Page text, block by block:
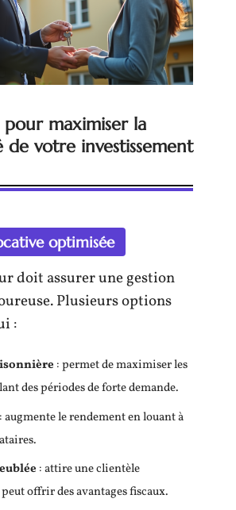
pour maximiser la
de votre investissement
optimisée
doit assurer une gestion
Plusieurs options
:
: permet de maximiser les
des périodes de forte demande.
: augmente le rendement en louant à
: attire une clientèle
offrir des avantages fiscaux.